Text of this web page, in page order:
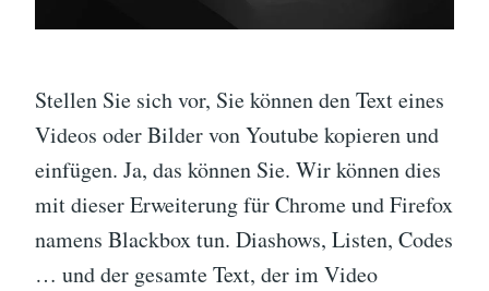
Stellen Sie sich vor, Sie können den Text eines
Videos oder Bilder von Youtube kopieren und
einfügen. Ja, das können Sie. Wir können dies
mit dieser Erweiterung für Chrome und Firefox
namens Blackbox tun. Diashows, Listen, Codes
… und der gesamte Text, der im Video